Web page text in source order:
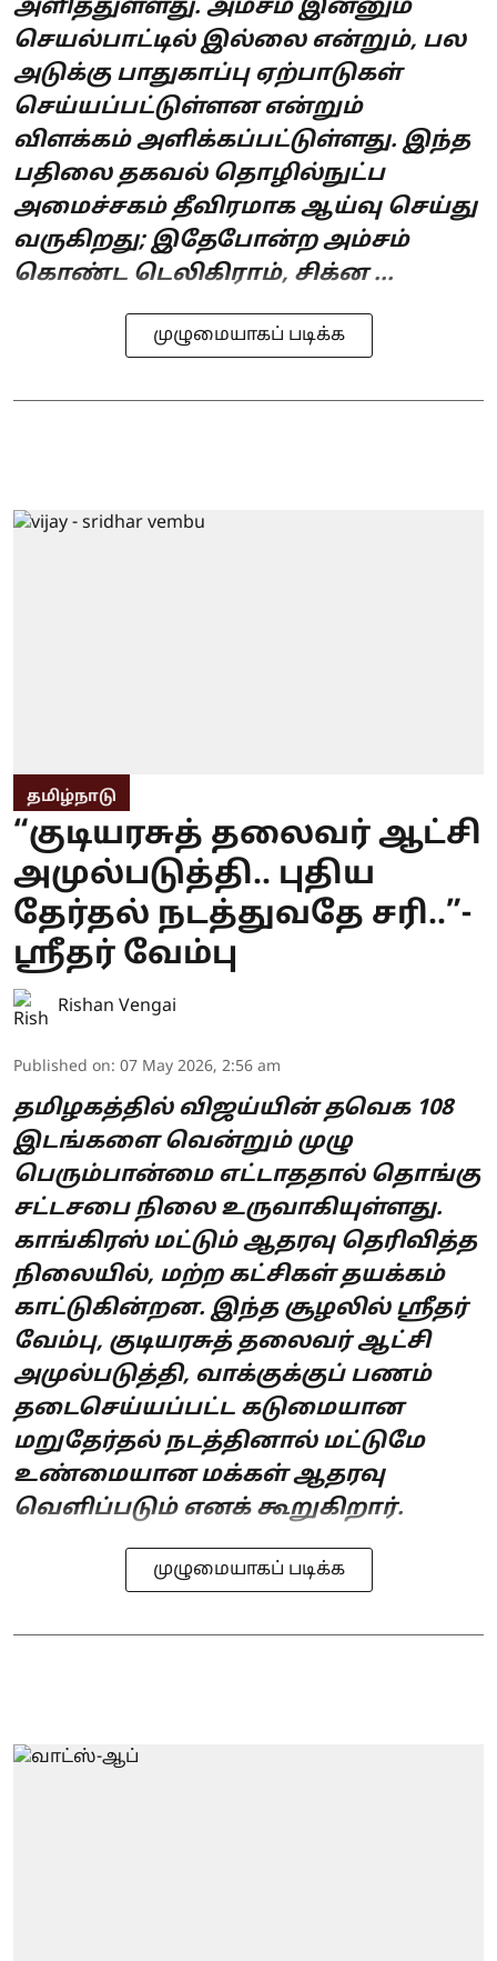
அளித்துள்ளது. அம்சம் இன்னும்
செயல்பாட்டில் இல்லை என்றும், பல
அடுக்கு பாதுகாப்பு ஏற்பாடுகள்
செய்யப்பட்டுள்ளன என்றும்
விளக்கம் அளிக்கப்பட்டுள்ளது. இந்த
பதிலை தகவல் தொழில்நுட்ப
அமைச்சகம் தீவிரமாக ஆய்வு செய்து
வருகிறது; இதேபோன்ற அம்சம்
கொண்ட டெலிகிராம், சிக்ன ...
முழுமையாகப் படிக்க
தமிழ்நாடு
“குடியரசுத் தலைவர் ஆட்சி
அமுல்படுத்தி.. புதிய
தேர்தல் நடத்துவதே சரி..”-
ஸ்ரீதர் வேம்பு
Rishan Vengai
Published on: 07 May 2026, 2:56 am
தமிழகத்தில் விஜய்யின் தவெக 108
இடங்களை வென்றும் முழு
பெரும்பான்மை எட்டாததால் தொங்கு
சட்டசபை நிலை உருவாகியுள்ளது.
காங்கிரஸ் மட்டும் ஆதரவு தெரிவித்த
நிலையில், மற்ற கட்சிகள் தயக்கம்
காட்டுகின்றன. இந்த சூழலில் ஸ்ரீதர்
வேம்பு, குடியரசுத் தலைவர் ஆட்சி
அமுல்படுத்தி, வாக்குக்குப் பணம்
தடைசெய்யப்பட்ட கடுமையான
மறுதேர்தல் நடத்தினால் மட்டுமே
உண்மையான மக்கள் ஆதரவு
வெளிப்படும் எனக் கூறுகிறார்.
முழுமையாகப் படிக்க